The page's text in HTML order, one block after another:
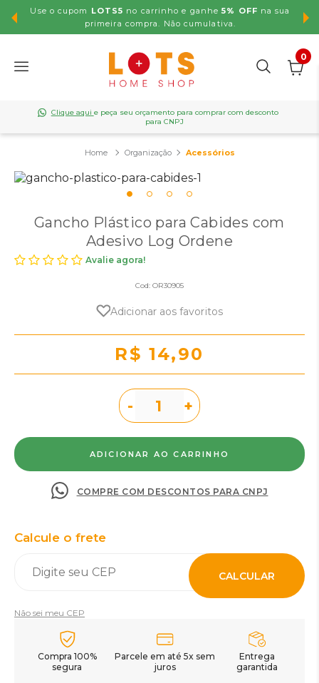
Use o cupom LOTS5 no carrinho e ganhe5% OFF na sua
primeira compra. Não cumulativa.
0
Clique aqui e peça seu orçamento para comprar com desconto
para CNPJ
Organização Acessórios
Gancho Plástico para Cabides com
Adesivo Log Ordene
Avalie agora!
Cod:OR30905
Adicionar aos favoritos
R$ 14,90
- +
COMPRE COM DESCONTOS PARA CNPJ
Calcule o frete
CALCULAR
Não sei meu CEP
Compra 100%
segura
Parcele em até 5x sem
juros
Entrega
garantida